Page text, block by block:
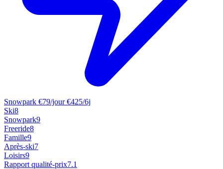
Snowpark €79/jour €425/6j
Ski8
Snowpark9
Freeride8
Famille9
Après-ski7
Loisirs9
Rapport qualité-prix7.1